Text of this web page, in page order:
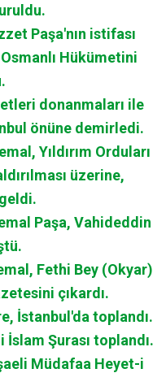
Paşa'nın istifası
Hükümetini
donanmaları ile
önüne demirledi.
Yıldırım Orduları
üzerine,
Paşa, Vahideddin
Fethi Bey (Okyar)
çıkardı.
İstanbul'da toplandı.
İslam Şurası toplandı.
Müdafaa Heyet-i